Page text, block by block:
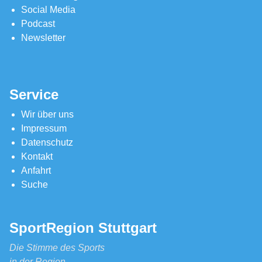
Social Media
Podcast
Newsletter
Service
Wir über uns
Impressum
Datenschutz
Kontakt
Anfahrt
Suche
SportRegion Stuttgart
Die Stimme des Sports